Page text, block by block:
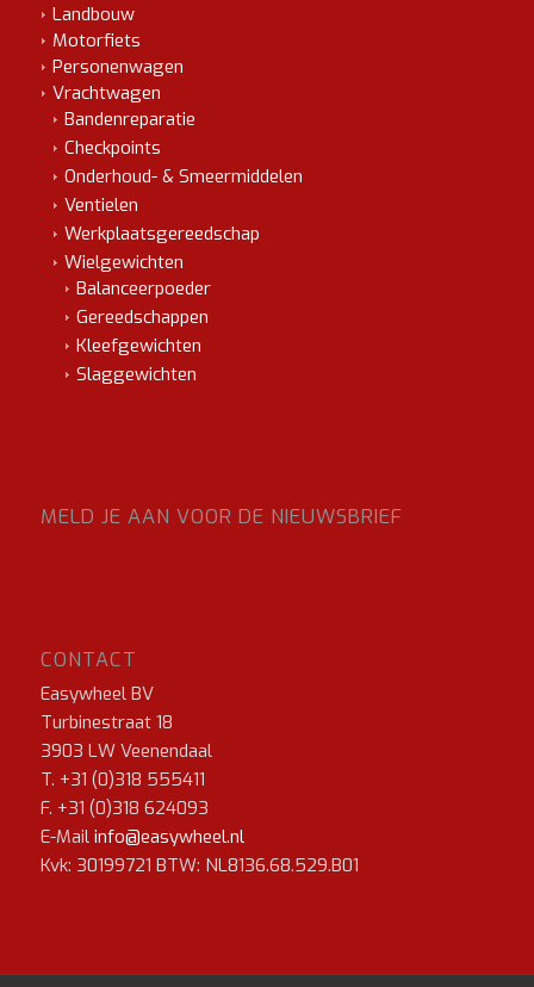
Landbouw
Motorfiets
Personenwagen
Vrachtwagen
Bandenreparatie
Checkpoints
Onderhoud- & Smeermiddelen
Ventielen
Werkplaatsgereedschap
Wielgewichten
Balanceerpoeder
Gereedschappen
Kleefgewichten
Slaggewichten
MELD JE AAN VOOR DE NIEUWSBRIEF
CONTACT
Easywheel BV
Turbinestraat 18
3903 LW Veenendaal
T. +31 (0)318 555411
F. +31 (0)318 624093
E-Mail info@easywheel.nl
Kvk: 30199721 BTW: NL8136.68.529.B01